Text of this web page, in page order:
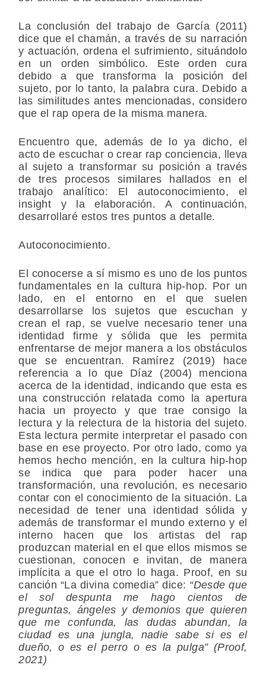
La conclusión del trabajo de García (2011)
dice que el chamán, a través de su narración
y actuación, ordena el sufrimiento, situándolo
en un orden simbólico. Este orden cura
debido a que transforma la posición del
sujeto, por lo tanto, la palabra cura. Debido a
las similitudes antes mencionadas, considero
que el rap opera de la misma manera.
Encuentro que, además de lo ya dicho, el
acto de escuchar o crear rap conciencia, lleva
al sujeto a transformar su posición a través
de tres procesos similares hallados en el
trabajo analítico: El autoconocimiento, el
insight y la elaboración. A continuación,
desarrollaré estos tres puntos a detalle.
Autoconocimiento.
El conocerse a sí mismo es uno de los puntos
fundamentales en la cultura hip-hop. Por un
lado, en el entorno en el que suelen
desarrollarse los sujetos que escuchan y
crean el rap, se vuelve necesario tener una
identidad firme y sólida que les permita
enfrentarse de mejor manera a los obstáculos
que se encuentran. Ramírez (2019) hace
referencia a lo que Díaz (2004) menciona
acerca de la identidad, indicando que esta es
una construcción relatada como la apertura
hacia un proyecto y que trae consigo la
lectura y la relectura de la historia del sujeto.
Esta lectura permite interpretar el pasado con
base en ese proyecto. Por otro lado, como ya
hemos hecho mención, en la cultura hip-hop
se indica que para poder hacer una
transformación, una revolución, es necesario
contar con el conocimiento de la situación. La
necesidad de tener una identidad sólida y
además de transformar el mundo externo y el
interno hacen que los artistas del rap
produzcan material en el que ellos mismos se
cuestionan, conocen e invitan, de manera
implícita a que el otro lo haga. Proof, en su
canción “La divina comedia” dice: “Desde que
el sol despunta me hago cientos de
preguntas, ángeles y demonios que quieren
que me confunda, las dudas abundan, la
ciudad es una jungla, nadie sabe si es el
dueño, o es el perro o es la pulga” (Proof,
2021)